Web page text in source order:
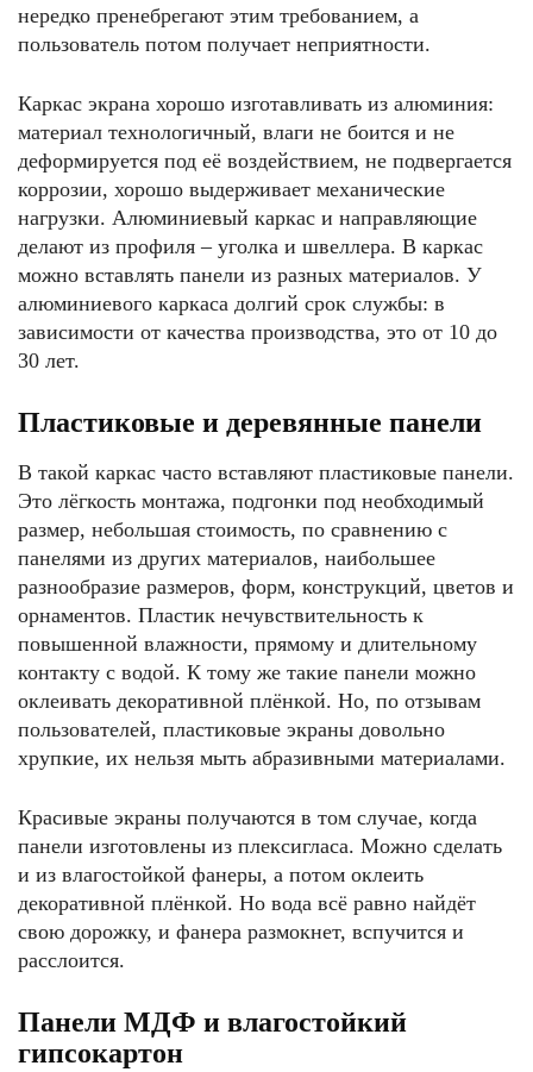
нередко пренебрегают этим требованием, а
пользователь потом получает неприятности.
Каркас экрана хорошо изготавливать из алюминия:
материал технологичный, влаги не боится и не
деформируется под её воздействием, не подвергается
коррозии, хорошо выдерживает механические
нагрузки. Алюминиевый каркас и направляющие
делают из профиля – уголка и швеллера. В каркас
можно вставлять панели из разных материалов. У
алюминиевого каркаса долгий срок службы: в
зависимости от качества производства, это от 10 до
30 лет.
Пластиковые и деревянные панели
В такой каркас часто вставляют пластиковые панели.
Это лёгкость монтажа, подгонки под необходимый
размер, небольшая стоимость, по сравнению с
панелями из других материалов, наибольшее
разнообразие размеров, форм, конструкций, цветов и
орнаментов. Пластик нечувствительность к
повышенной влажности, прямому и длительному
контакту с водой. К тому же такие панели можно
оклеивать декоративной плёнкой. Но, по отзывам
пользователей, пластиковые экраны довольно
хрупкие, их нельзя мыть абразивными материалами.
Красивые экраны получаются в том случае, когда
панели изготовлены из плексигласа. Можно сделать
и из влагостойкой фанеры, а потом оклеить
декоративной плёнкой. Но вода всё равно найдёт
свою дорожку, и фанера размокнет, вспучится и
расслоится.
Панели МДФ и влагостойкий
гипсокартон